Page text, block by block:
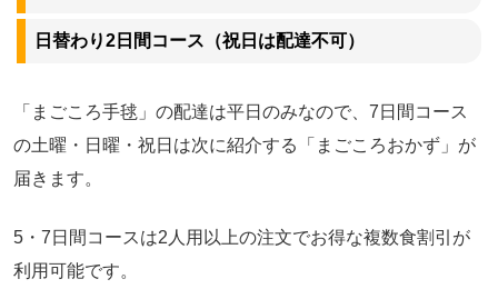
日替わり2日間コース（祝日は配達不可）
「まごころ手毬」の配達は平日のみなので、7日間コース
の土曜・日曜・祝日は次に紹介する「まごころおかず」が
届きます。
5・7日間コースは2人用以上の注文でお得な複数食割引が
利用可能です。